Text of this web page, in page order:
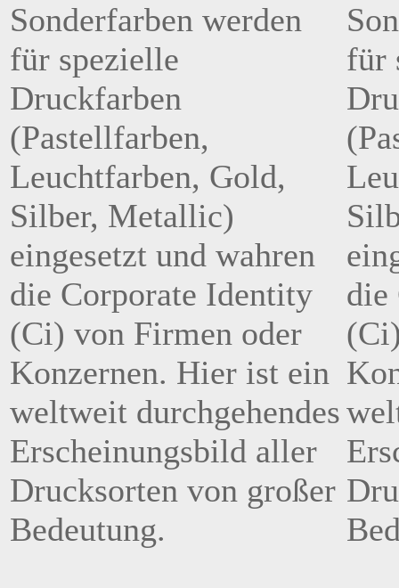
Sonderfarben werden
für spezielle
Druckfarben
(Pastellfarben,
Leuchtfarben, Gold,
Silber, Metallic)
eingesetzt und wahren
die Corporate Identity
(Ci) von Firmen oder
Konzernen. Hier ist ein
weltweit durchgehendes
Erscheinungsbild aller
Drucksorten von großer
Bedeutung.
für
die